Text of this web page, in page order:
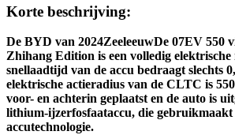
Korte beschrijving:
De BYD van 2024ZeeleeuwDe 07EV 550
Zhihang Edition is een volledig
snellaadtijd van de accu bedraagt ​​slechts
elektrische actieradius van de CLTC is
voor- en achterin geplaatst en de auto is
lithium-ijzerfosfaataccu, die gebruikmaakt
accutechnologie.